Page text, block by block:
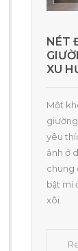
NÉT
XU
Một
yêu
ảnh ở
chung
bật mí
xôi.